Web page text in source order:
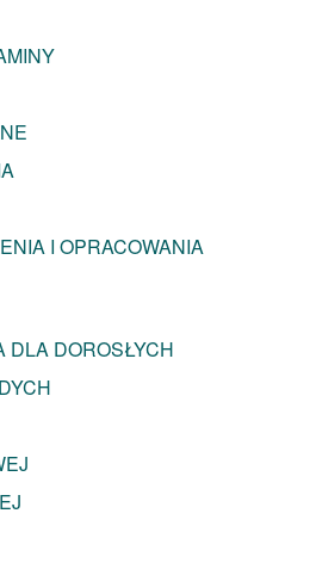
I OPRACOWANIA
DLA DOROSŁYCH